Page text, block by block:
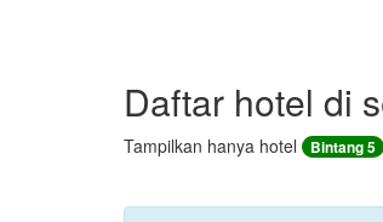
Daftar hotel di
Tampilkan hanya hotel Bintang 5